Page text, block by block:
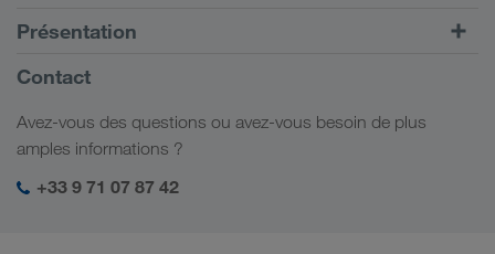
Portail client CONNECT
Solutions numériques
Solutions par branche
Mon espace de connexion LKW WALTER
Europe
Caucase
Asie Centrale
Moyen-Orient
Afrique du Nord
Présentation
Informations générales
Responsabilité sociale
Contact
Avez-vous des questions ou avez-vous besoin de plus
amples informations ?
+33 9 71 07 87 42